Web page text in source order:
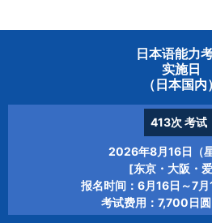
日本语能力
实施日
（日本国内）
413次 考试
2026年8月16日（星
[东京・大阪・
报名时间：6月16日～7月
考试费用：7,700日圆